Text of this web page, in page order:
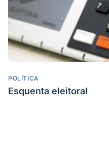
POLÍTICA
Esquenta eleitoral